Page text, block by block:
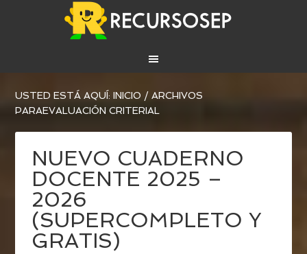
USTED ESTÁ AQUÍ:INICIO / ARCHIVOS
PARAEVALUACIÓN CRITERIAL
NUEVO CUADERNO
DOCENTE 2025 –
2026
(SUPERCOMPLETO Y
GRATIS)